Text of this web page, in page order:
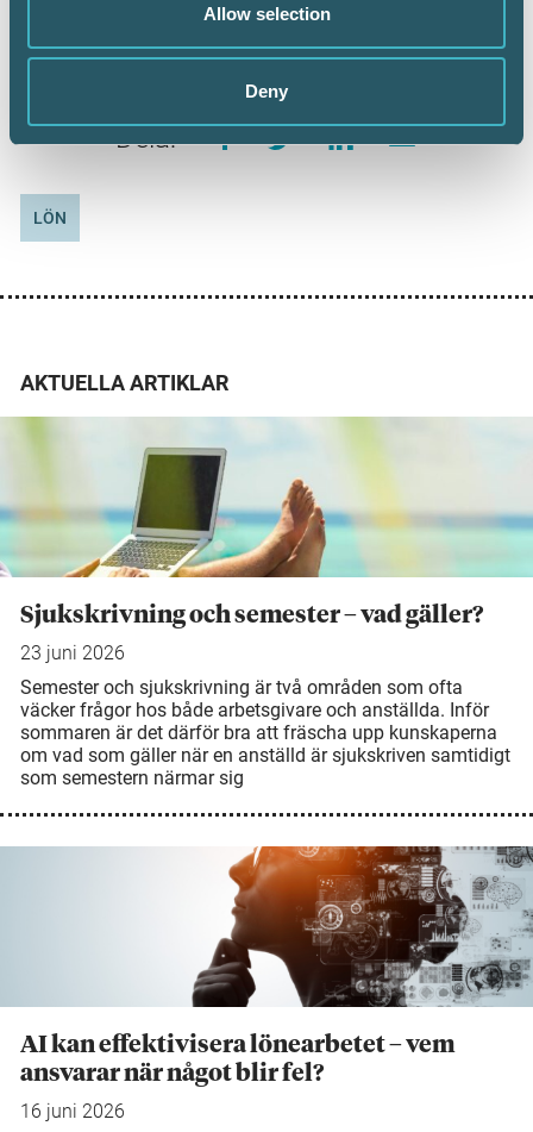
Allow selection
Deny
Dela:
LÖN
AKTUELLA ARTIKLAR
Sjukskrivning och semester – vad gäller?
23 juni 2026
Semester och sjukskrivning är två områden som ofta
väcker frågor hos både arbetsgivare och anställda. Inför
sommaren är det därför bra att fräscha upp kunskaperna
om vad som gäller när en anställd är sjukskriven samtidigt
som semestern närmar sig
AI kan effektivisera lönearbetet – vem
ansvarar när något blir fel?
16 juni 2026